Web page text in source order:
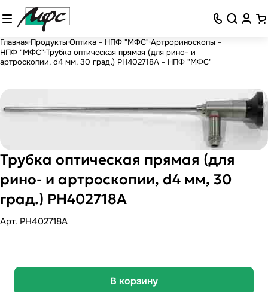
Главная Продукты Оптика - НПФ "МФС" Артрориноскопы -
НПФ "МФС" Трубка оптическая прямая (для рино- и
артроскопии, d4 мм, 30 град.) РН402718А - НПФ "МФС"
Трубка оптическая прямая (для
рино- и артроскопии, d4 мм, 30
град.) РН402718А
Арт. PH402718A
В корзину